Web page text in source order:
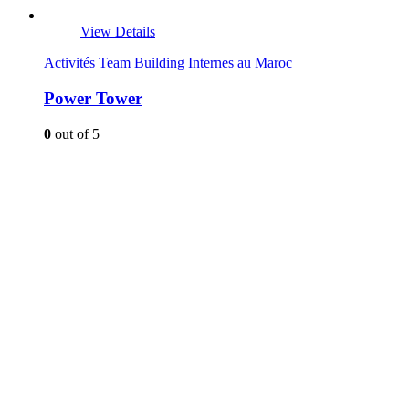
View Details
Activités Team Building Internes au Maroc
Power Tower
0 out of 5